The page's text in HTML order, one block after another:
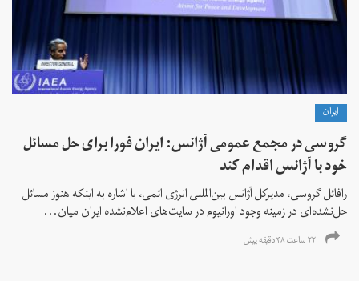
ايران
گروسی در مجمع عمومی آژانس: ایران فورا برای حل مسائل
خود با آژانس اقدام کند
رافائل گروسی، مدیرکل آژانس بین‌المللی انرژی اتمی، با اشاره به اینکه هنوز مسائل
حل‌نشده‌ای در زمینه وجود اورانیوم در سایت‌های اعلام‌نشده ایران میان...
۲۲ ساعت ۴۸ دقیقه پیش